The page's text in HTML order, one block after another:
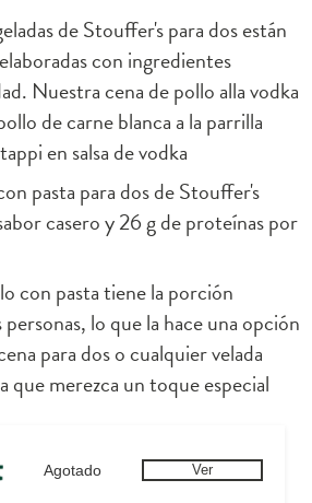
de Stouffer's para dos están
con ingredientes
Nuestra cena de pollo alla vodka
de carne blanca a la parrilla
en salsa de vodka
pasta para dos de Stouffer's
casero y 26 g de proteínas por
con pasta tiene la porción
lo que la hace una opción
para dos o cualquier velada
que merezca un toque especial
Agotado Ver